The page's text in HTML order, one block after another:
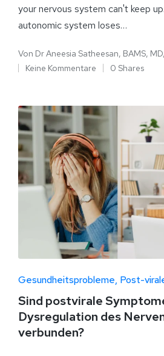
your nervous system can't keep
autonomic system loses…
Von Dr Aneesia Satheesan, BAMS,
Keine Kommentare
0 Shares
Gesundheitsprobleme Post-
Sind postvirale
Dysregulation des
verbunden?